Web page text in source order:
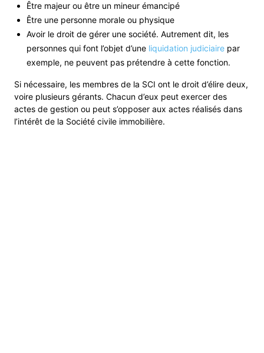
Être majeur ou être un mineur émancipé
Être une personne morale ou physique
Avoir le droit de gérer une société. Autrement dit, les
personnes qui font l’objet d’une liquidation judiciaire par
exemple, ne peuvent pas prétendre à cette fonction.
Si nécessaire, les membres de la SCI ont le droit d’élire deux,
voire plusieurs gérants. Chacun d’eux peut exercer des
actes de gestion ou peut s’opposer aux actes réalisés dans
l’intérêt de la Société civile immobilière.